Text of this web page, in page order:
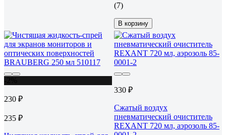
(7)
В корзину
230 ₽
235 ₽
330 ₽
Сжатый воздух
пневматический очиститель
REXANT 720 мл, аэрозоль 85-